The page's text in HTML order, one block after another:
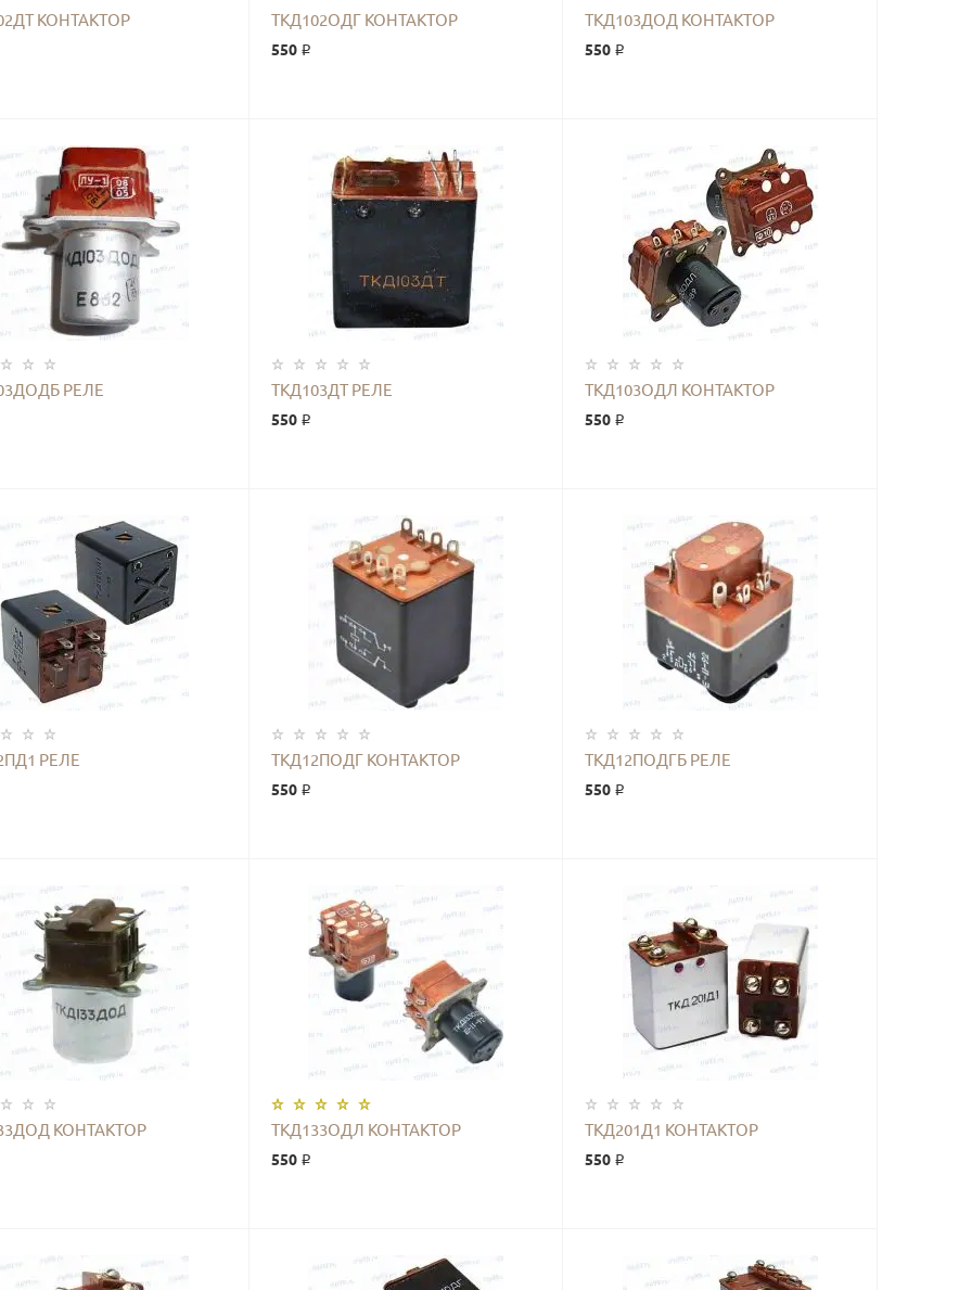
КОНТАКТОР ТКД102ОДГ КОНТАКТОР
550 ₽
ТКД103ДОД КОНТАКТОР
550 ₽
РЕЛЕ
КУПИТЬ
ТКД103ДТ РЕЛЕ
550 ₽
ТКД103ОДЛ КОНТАКТОР
550 ₽
КУПИТЬ
РЕЛЕ
КУПИТЬ
ТКД12ПОДГ КОНТАКТОР
550 ₽
КУПИТЬ
ТКД12ПОДГБ РЕЛЕ
550 ₽
КУПИТЬ
КОНТАКТОР
КУПИТЬ
ТКД133ОДЛ КОНТАКТОР
550 ₽
КУПИТЬ
ТКД201Д1 КОНТАКТОР
550 ₽
КУПИТЬ